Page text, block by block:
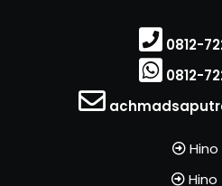
0812-
0812-
Hino
Hino